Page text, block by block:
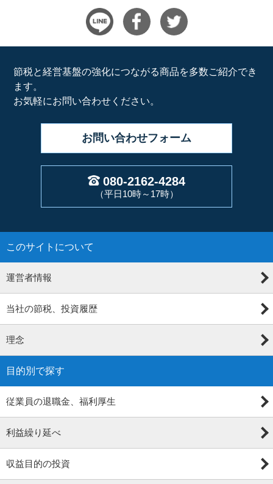
節税と経営基盤の強化につながる商品を多数ご紹介でき
ます。
お気軽にお問い合わせください。
お問い合わせフォーム
080-2162-4284
（平日10時～17時）
このサイトについて
運営者情報
当社の節税、投資履歴
理念
目的別で探す
従業員の退職金、福利厚生
利益繰り延べ
収益目的の投資